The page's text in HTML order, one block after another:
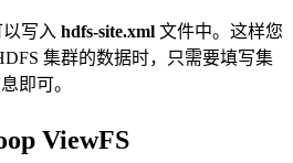
以写入 hdfs-site.xml 文件中。这样您
集群的数据时，只需要填写集
即可。
ViewFS